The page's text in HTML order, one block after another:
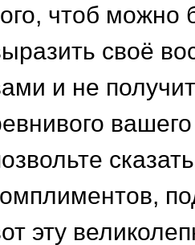
чтоб можно
своё
и не
эту